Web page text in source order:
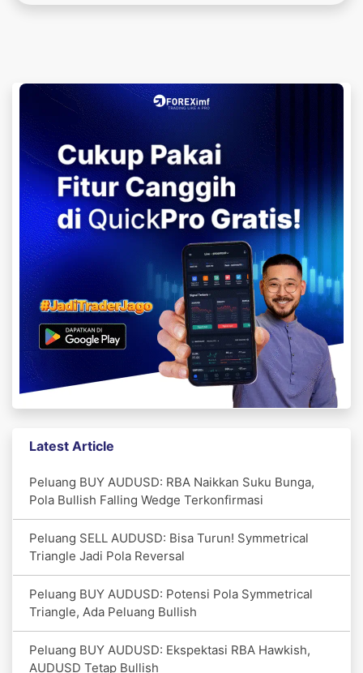
Latest Article
Peluang BUY AUDUSD: RBA Naikkan Suku Bunga,
Pola Bullish Falling Wedge Terkonfirmasi
Peluang SELL AUDUSD: Bisa Turun! Symmetrical
Triangle Jadi Pola Reversal
Peluang BUY AUDUSD: Potensi Pola Symmetrical
Triangle, Ada Peluang Bullish
Peluang BUY AUDUSD: Ekspektasi RBA Hawkish,
AUDUSD Tetap Bullish